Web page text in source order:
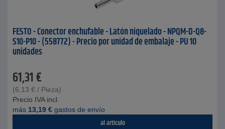
FESTO - Conector enchufable - Latón niquelado - NPQM-D-Q8-
S10-P10 - (558772) - Precio por unidad de embalaje - PU 10
unidades
61,31€
(6,13 € / Pieza)
Precio IVA incl.
más 13,19 € gastos de envío
al artículo